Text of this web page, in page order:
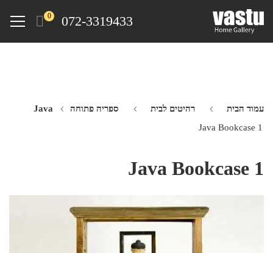
072-3319433
0
Menu
עמוד הבית רהיטים לבית
ספריה פתוחה Java
Java Bookcase 1
Java Bookcase 1